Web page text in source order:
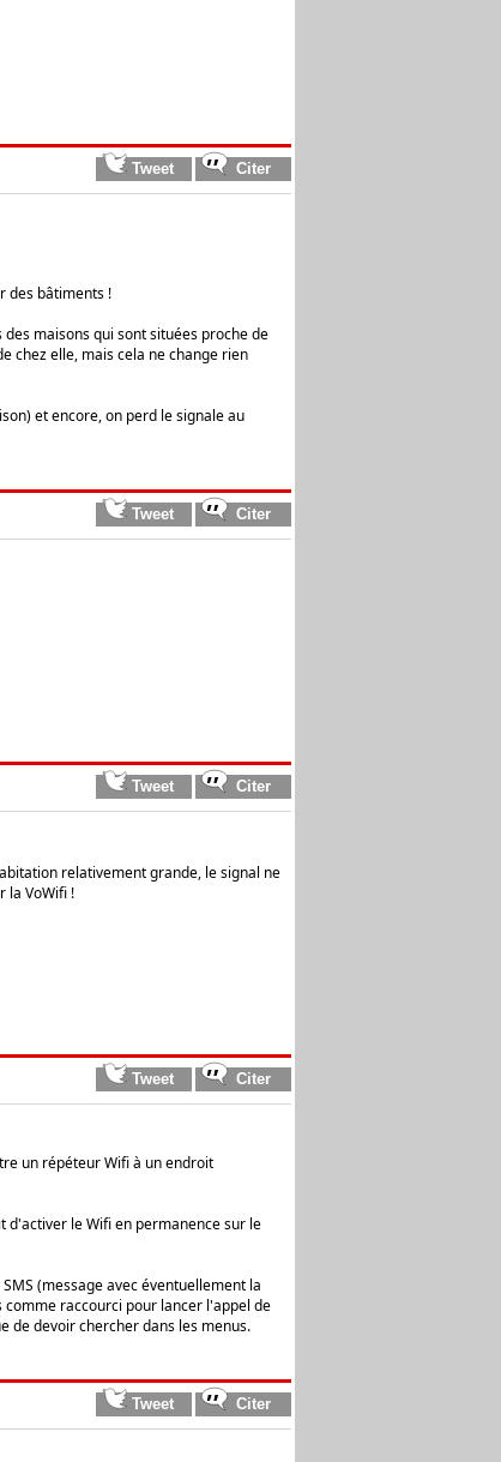
des bâtiments !
maisons qui sont situées proche de
chez elle, mais cela ne change rien
et encore, on perd le signale au
relativement grande, le signal ne
la VoWifi !
un répéteur Wifi à un endroit
d'activer le Wifi en permanence sur le
(message avec éventuellement la
raccourci pour lancer l'appel de
de devoir chercher dans les menus.